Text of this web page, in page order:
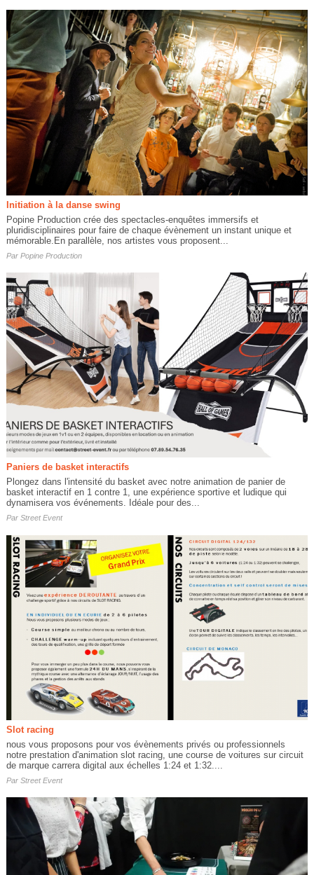
Initiation à la danse swing
Popine Production crée des spectacles-enquêtes immersifs et
pluridisciplinaires pour faire de chaque évènement un instant unique et
mémorable.En parallèle, nos artistes vous proposent...
Par Popine Production
Paniers de basket interactifs
Plongez dans l'intensité du basket avec notre animation de panier de
basket interactif en 1 contre 1, une expérience sportive et ludique qui
dynamisera vos événements. Idéale pour des...
Par Street Event
Slot racing
nous vous proposons pour vos évènements privés ou professionnels
notre prestation d'animation slot racing, une course de voitures sur circuit
de marque carrera digital aux échelles 1:24 et 1:32....
Par Street Event